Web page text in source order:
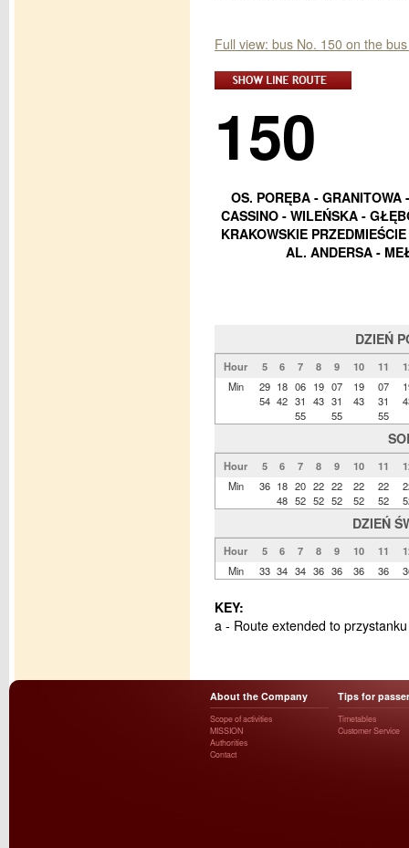
Full view: bus No. 150 on the
150
OS. PORĘBA -
CASSINO - WILEŃSKA -
KRAKOWSKIE
AL. ANDERSA -
DZIEŃ
Hour 5 6 7 8 9 10 11
Min
29
54
18
42
06
31
55
19
43
07
31
55
19
43
07
31
55
Hour 5 6 7 8 9 10 11
Min
36 18
48
20
52
22
52
22
52
22
52
22
52
DZIEŃ
Hour 5 6 7 8 9 10 11
Min
33 34 34 36 36 36 36
KEY:
a - Route extended to
About the Company
Scope of activities
MISSION
Authorities
Contact
Tips for
Timetables
Customer Service